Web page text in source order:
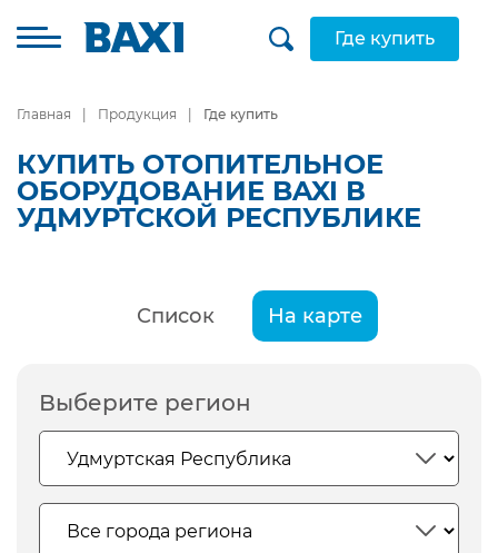
Где купить
Главная Продукция Где купить
КУПИТЬ ОТОПИТЕЛЬНОЕ
ОБОРУДОВАНИЕ BAXI В
УДМУРТСКОЙ РЕСПУБЛИКЕ
Список На карте
Выберите регион